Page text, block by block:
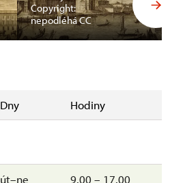
Copyright:
nepodléhá CC
Dny Hodiny
út–ne 9.00 – 17.00